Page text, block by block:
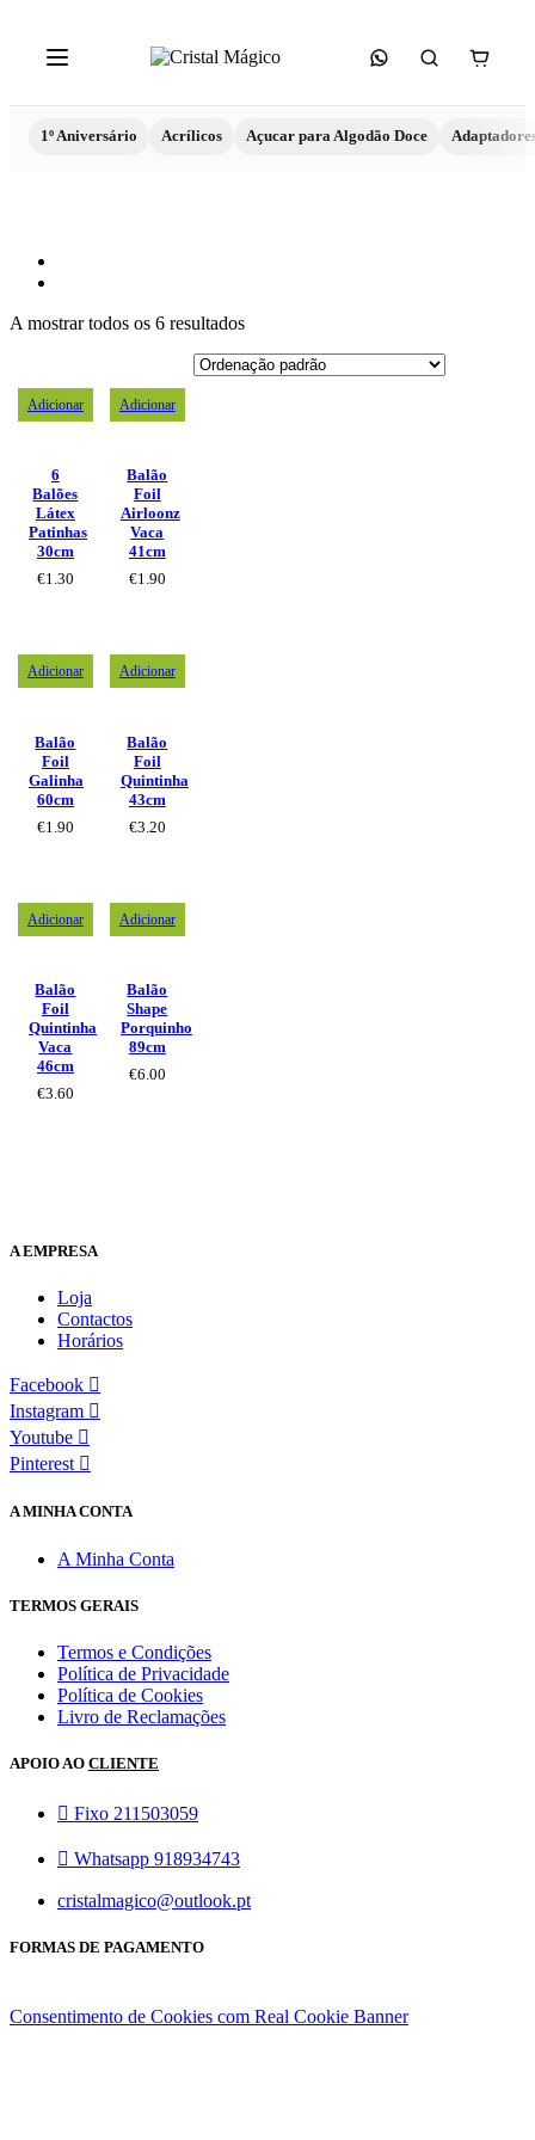
1º Aniversário Acrílicos Açucar para Algodão Doce
A mostrar todos os 6 resultados
Adicionar
6
Balões
Látex
Patinhas
30cm
€1.30
Adicionar
Balão
Foil
Airloonz
Vaca
41cm
€1.90
Adicionar
Balão
Foil
Galinha
60cm
€1.90
Adicionar
Balão
Foil
Quintinha
43cm
€3.20
Adicionar
Balão
Foil
Quintinha
Vaca
46cm
€3.60
Adicionar
Balão
Shape
Porquinho
89cm
€6.00
A EMPRESA
Loja
Contactos
Horários
Facebook
Instagram
Youtube
Pinterest
A MINHA CONTA
A Minha Conta
TERMOS GERAIS
Termos e Condições
Política de Privacidade
Política de Cookies
Livro de Reclamações
APOIO AO CLIENTE
Fixo 211503059
Whatsapp 918934743
cristalmagico@outlook.pt
FORMAS DE PAGAMENTO
Consentimento de Cookies com Real Cookie Banner